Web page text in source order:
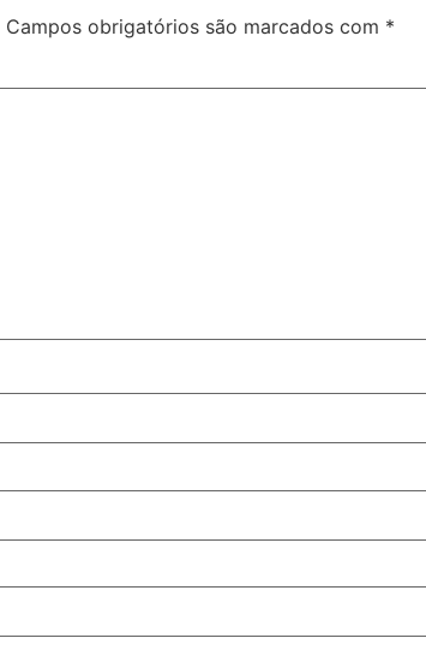
Campos obrigatórios são marcados com *